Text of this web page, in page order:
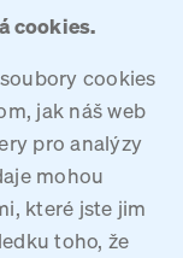
cookies.
cookies
jak náš web
pro analýzy
mohou
které jste jim
toho, že